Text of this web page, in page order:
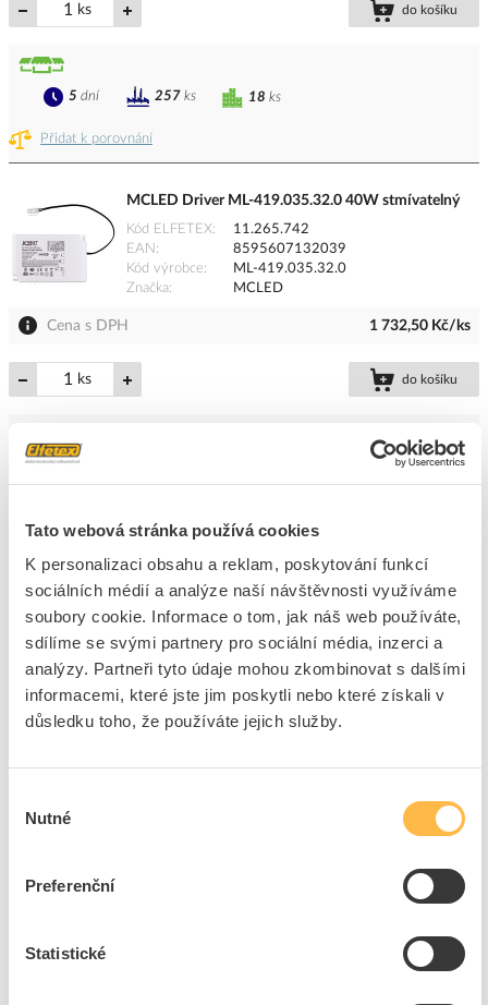
Tato webová stránka používá cookies
K personalizaci obsahu a reklam, poskytování funkcí
sociálních médií a analýze naší návštěvnosti využíváme
soubory cookie. Informace o tom, jak náš web používáte,
sdílíme se svými partnery pro sociální média, inzerci a
analýzy. Partneři tyto údaje mohou zkombinovat s dalšími
informacemi, které jste jim poskytli nebo které získali v
důsledku toho, že používáte jejich služby.
souhlasu
Nutné
Preferenční
Statistické
ks do košíku
Přidat k porovnání
18 ks
5 dní 257 ks
MCLED Driver ML-419.035.32.0 40W stmívatelný
Kód ELFETEX
11.265.742
EAN
8595607132039
Kód výrobce
ML-419.035.32.0
Značka
MCLED
Cena s DPH 1 732,50 Kč/ks
ks do košíku
Přidat k porovnání
3dní
11.237.371
EAN
8595209238757
Kód výrobce
14204
Značka
Dostupnost na pobočce Cena na poptání
Přidat k porovnání
Pouze na poptání
SCHNEIDER BLRCH335A401B44 Kondenzátor
6 292,05 Kč/ks